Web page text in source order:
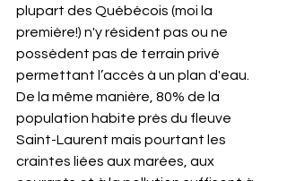
plupart des Québécois (moi la
première!) n'y résident pas ou ne
possèdent pas de terrain privé
permettant l’accès à un plan d'eau.
De la même manière, 80% de la
population habite près du fleuve
Saint-Laurent mais pourtant les
craintes liées aux marées, aux